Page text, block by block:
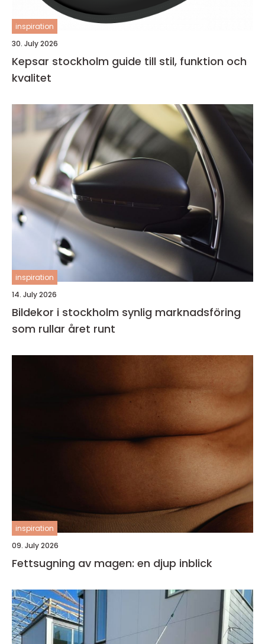
inspiration
30. July 2026
Kepsar stockholm guide till stil, funktion och
kvalitet
inspiration
14. July 2026
Bildekor i stockholm synlig marknadsföring
som rullar året runt
inspiration
09. July 2026
Fettsugning av magen: en djup inblick